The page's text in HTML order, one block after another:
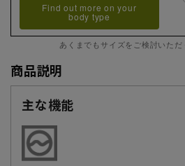
Find out more on your
body type
あくまでもサイズをご検討いただ
商品説明
主な機能